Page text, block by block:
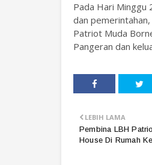
Pada Hari Minggu
dan
Patriot Muda
Pangeran dan
LEBIH LAMA
Pembina LBH
House Di Rumah